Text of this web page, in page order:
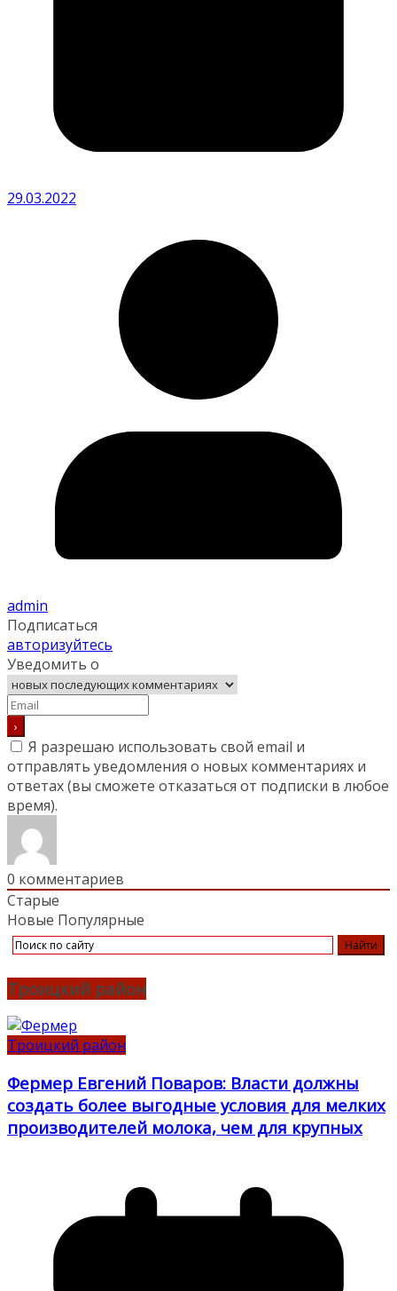
29.03.2022
admin
Подписаться
авторизуйтесь
Уведомить о
Я разрешаю использовать свой email и
отправлять уведомления о новых комментариях и
ответах (вы cможете отказаться от подписки в любое
время).
0 комментариев
Старые
Новые Популярные
Троицкий район
Троицкий район
Фермер Евгений Поваров: Власти должны
создать более выгодные условия для мелких
производителей молока, чем для крупных